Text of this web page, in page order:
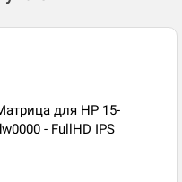
для HP 15-
- FullHD IPS